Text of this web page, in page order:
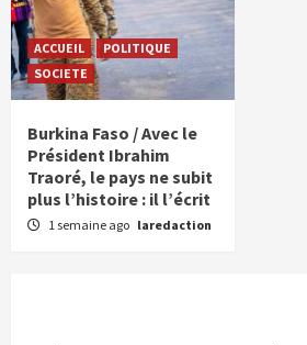
ACCUEIL
POLITIQUE
SOCIETE
Burkina Faso / Avec le
Président Ibrahim
Traoré, le pays ne subit
plus l’histoire : il l’écrit
1 semaine ago laredaction